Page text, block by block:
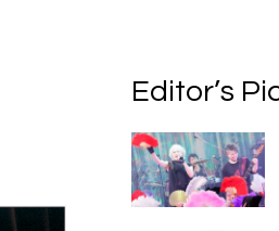
Editor’s